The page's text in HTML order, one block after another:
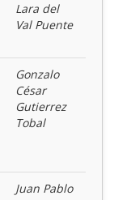
Lara del
Val Puente
Gonzalo
César
Gutierrez
Tobal
Juan Pablo